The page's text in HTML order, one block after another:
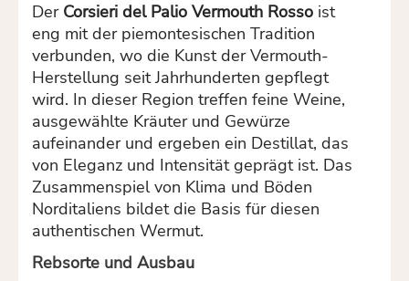
Der Corsieri del Palio Vermouth Rosso ist
eng mit der piemontesischen Tradition
verbunden, wo die Kunst der Vermouth-
Herstellung seit Jahrhunderten gepflegt
wird. In dieser Region treffen feine Weine,
ausgewählte Kräuter und Gewürze
aufeinander und ergeben ein Destillat, das
von Eleganz und Intensität geprägt ist. Das
Zusammenspiel von Klima und Böden
Norditaliens bildet die Basis für diesen
authentischen Wermut.
Rebsorte und Ausbau